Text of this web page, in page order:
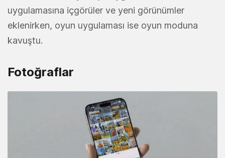
uygulamasına içgörüler ve yeni görünümler
eklenirken, oyun uygulaması ise oyun moduna
kavuştu.
Fotoğraflar